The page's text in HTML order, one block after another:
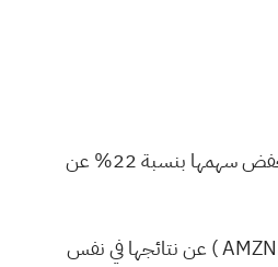
"إنه أكبر يوم إعلان أرباح على الإطلاق. أربعة من أسهم مجموعة ماج 7 ستعلن عن نتائجها يوم الأربعاء. ومايكروسوفت قريبة من أدنى مستوى في المجموعة، حيث انخفض سهمها بنسبة 22% عن
AMZN) عن نتائجها في نفس